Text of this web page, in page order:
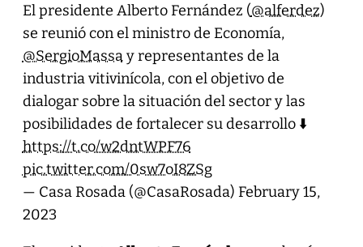
El presidente Alberto Fernández (@alferdez)
se reunió con el ministro de Economía,
@SergioMassay representantes de la
industria vitivinícola, con el objetivo de
dialogar sobre la situación del sector y las
posibilidades de fortalecer su desarrollo ⬇️
https://t.co/w2dntWPF76
pic.twitter.com/0sw7oI8ZSg
— Casa Rosada (@CasaRosada) February 15,
2023